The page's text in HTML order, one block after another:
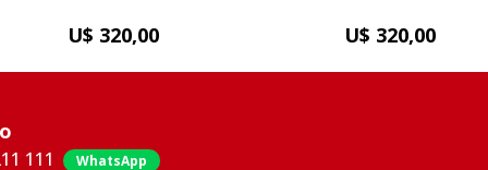
U$ 320,00 U$ 320,00
111 WhatsApp